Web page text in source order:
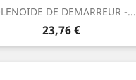
DE DEMARREUR -...
Prix
23,76 €